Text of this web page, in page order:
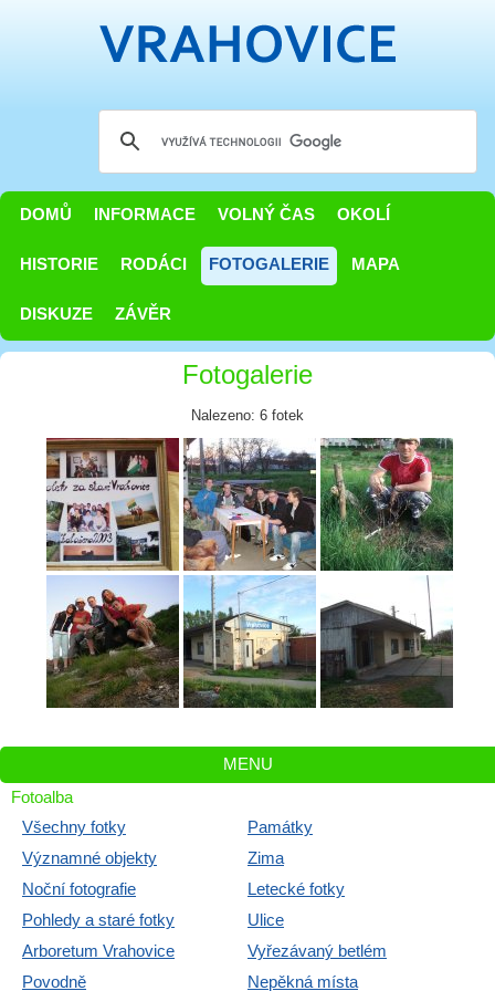
DOMŮ INFORMACE VOLNÝ ČAS OKOLÍ
HISTORIE RODÁCI FOTOGALERIE MAPA
DISKUZE ZÁVĚR
Fotogalerie
Nalezeno: 6 fotek
MENU
Fotoalba
Všechny fotky
Památky
Významné objekty
Zima
Noční fotografie
Letecké fotky
Pohledy a staré fotky
Ulice
Arboretum Vrahovice
Vyřezávaný betlém
Povodně
Nepěkná místa